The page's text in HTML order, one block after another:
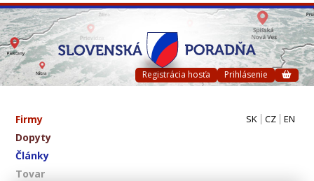
Registrácia hosťa Prihlásenie
Firmy
Dopyty
Články
Tovar
SK CZ EN